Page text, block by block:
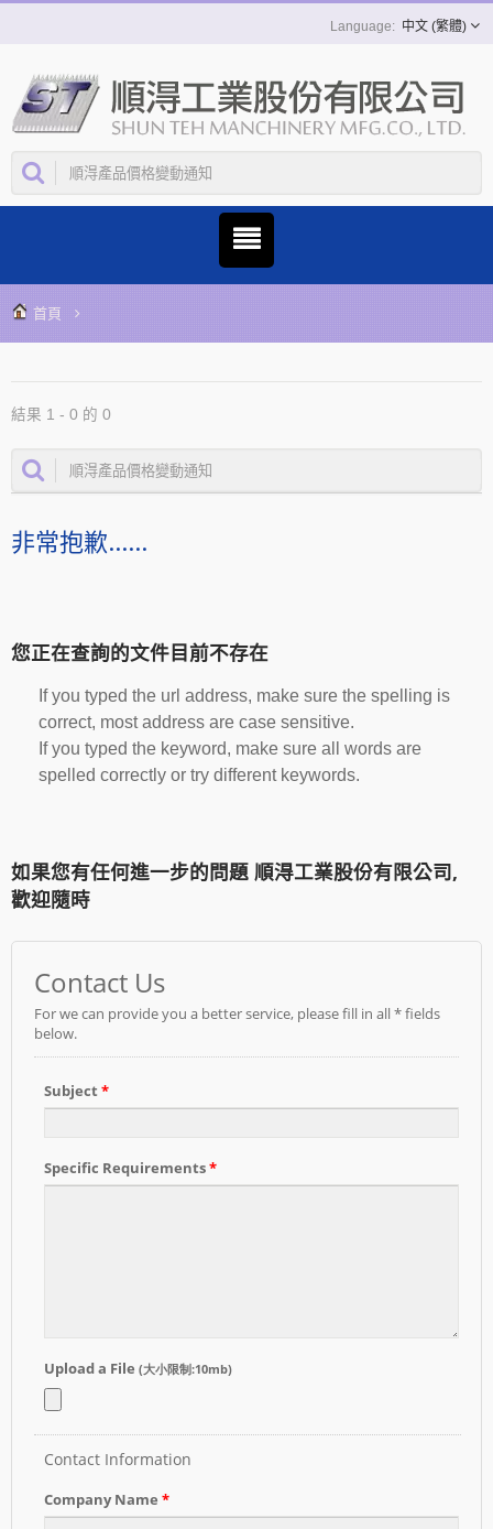
中文 (繁體)
首頁
結果 1 - 0 的 0
非常抱歉......
您正在查詢的文件目前不存在
If you typed the url address, make sure the spelling is
correct, most address are case sensitive.
If you typed the keyword, make sure all words are
spelled correctly or try different keywords.
如果您有任何進一步的問題 順淂工業股份有限公司,
歡迎隨時